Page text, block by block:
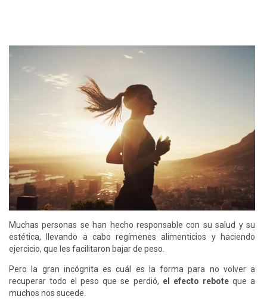
Muchas personas se han hecho responsable con su salud y su
estética, llevando a cabo regímenes alimenticios y haciendo
ejercicio, que les facilitaron bajar de peso.
Pero la gran incógnita es cuál es la forma para no volver a
recuperar todo el peso que se perdió, el efecto reboteque a
muchos nos sucede.